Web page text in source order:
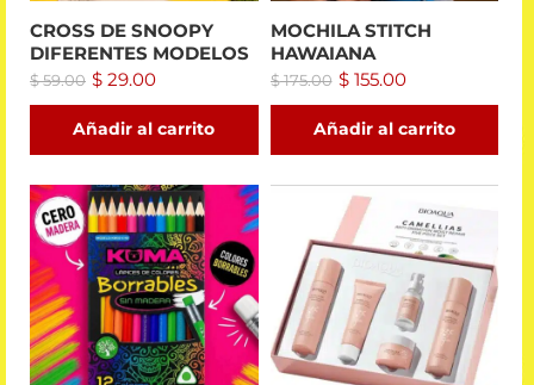
CROSS DE SNOOPY
DIFERENTES MODELOS
$59.00 $ 29.00
Añadir al carrito
MOCHILA STITCH
HAWAIANA
$175.00 $155.00
Añadir al carrito